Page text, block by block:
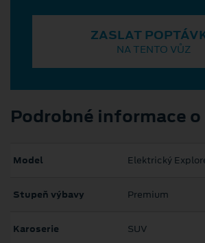
ZASLAT
NA TENTO VŮZ
Podrobné informace
Model Elektrický
Stupeň výbavy Premium
Karoserie SUV